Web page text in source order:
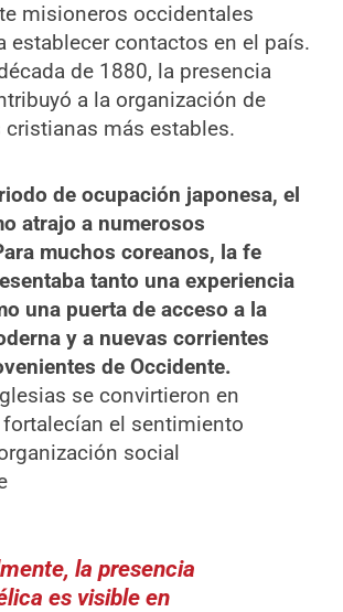
misioneros occidentales
establecer contactos en el país.
de 1880, la presencia
a la organización de
más estables.
de ocupación japonesa, el
atrajo a numerosos
muchos coreanos, la fe
tanto una experiencia
una puerta de acceso a la
y a nuevas corrientes
de Occidente.
se convirtieron en
el sentimiento
social
la presencia
es visible en